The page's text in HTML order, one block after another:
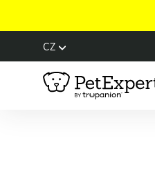
CZ